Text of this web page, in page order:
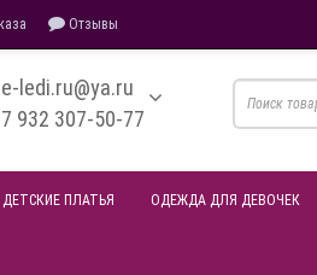
Отзывы
e-ledi.ru@ya.ru
932 307-50-77
ДЕТСКИЕ ПЛАТЬЯ ОДЕЖДА ДЛЯ ДЕВОЧЕК